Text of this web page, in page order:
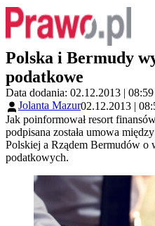
Polska i Bermudy
podatkowe
Data dodania: 02.12.2013 | 08:59
Jolanta Mazur02.12.2013 |
Jak poinformował resort
podpisana została umowa
Polskiej a Rządem Bermudów
podatkowych.